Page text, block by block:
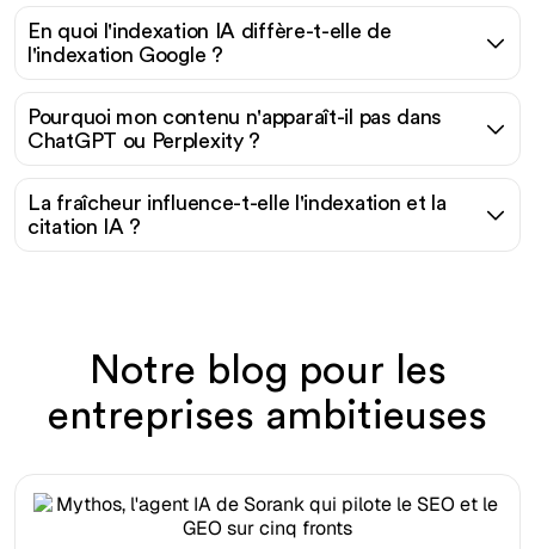
En quoi l'indexation IA diffère-t-elle de
l'indexation Google ?
Pourquoi mon contenu n'apparaît-il pas dans
ChatGPT ou Perplexity ?
La fraîcheur influence-t-elle l'indexation et la
citation IA ?
Notre blog pour les
entreprises ambitieuses